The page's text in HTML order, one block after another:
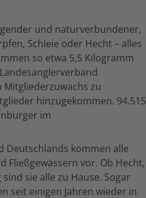
und naturverbundener,
Schleie oder Hecht – alles
so etwa 5,5 Kilogramm
Mitgliederzuwachs zu
hinzugekommen. 94.515
im
Deutschlands kommen alle
Fließgewässern vor. Ob Hecht,
sie alle zu Hause. Sogar
seit einigen Jahren wieder in